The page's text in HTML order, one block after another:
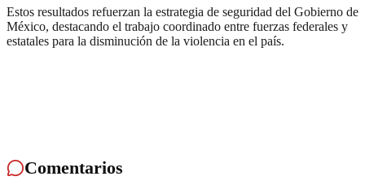
Estos resultados refuerzan la estrategia de seguridad del Gobierno de
México, destacando el trabajo coordinado entre fuerzas federales y
estatales para la disminución de la violencia en el país.
Comentarios